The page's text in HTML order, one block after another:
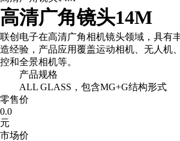
高清广角镜头14M
联创电子在高清广角相机镜头领域，具有
造经验，产品应用覆盖运动相机、无人机
控和全景相机等。
产品规格
ALL GLASS，包含MG+G结构形式
零售价
0.0
元
市场价